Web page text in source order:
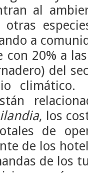
al
otras
a
20% a
del
, los
de
de los
de los